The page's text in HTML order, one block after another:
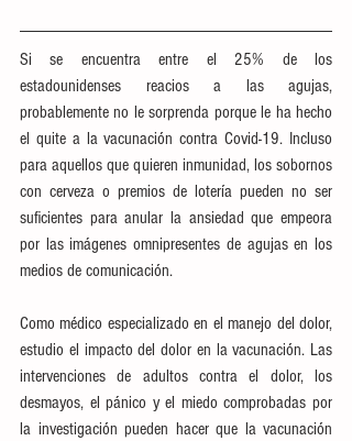
Si se encuentra entre el 25% de los
estadounidenses reacios a las agujas,
probablemente no le sorprenda porque le ha hecho
el quite a la vacunación contra Covid-19. Incluso
para aquellos que quieren inmunidad, los sobornos
con cerveza o premios de lotería pueden no ser
suficientes para anular la ansiedad que empeora
por las imágenes omnipresentes de agujas en los
medios de comunicación.
Como médico especializado en el manejo del dolor,
estudio el impacto del dolor en la vacunación. Las
intervenciones de adultos contra el dolor, los
desmayos, el pánico y el miedo comprobadas por
la investigación pueden hacer que la vacunación